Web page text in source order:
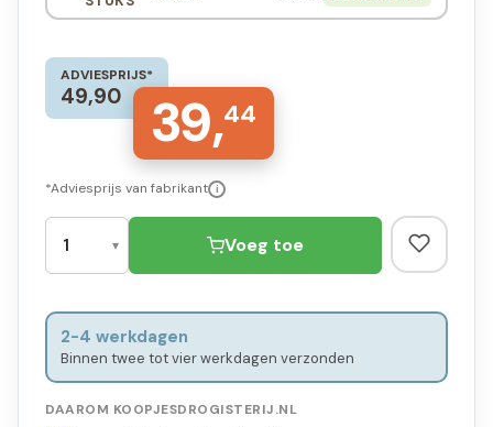
ADVIESPRIJS*
49,90 39,44
*Adviesprijs van fabrikant i
Voeg toe
2-4 werkdagen
Binnen twee tot vier werkdagen verzonden
DAAROM KOOPJESDROGISTERIJ.NL